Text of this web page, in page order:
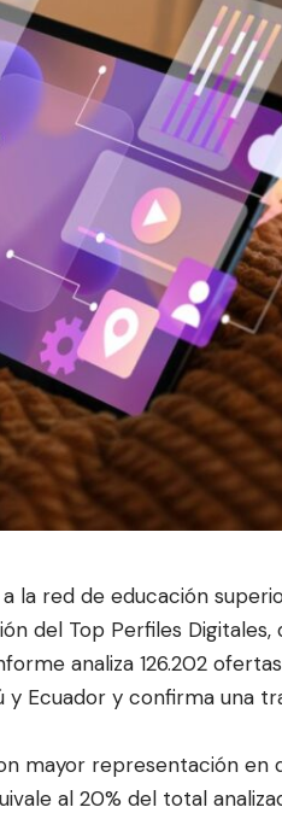
la red de educación
del Top Perfiles Digitales,
analiza 126.202
y Ecuador y confirma una
mayor representación en
al 20% del total